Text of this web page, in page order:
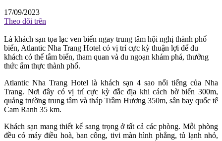
17/09/2023
Theo dõi trên
Là khách sạn tọa lạc ven biển ngay trung tâm hội nghị thành phố
biển, Atlantic Nha Trang Hotel có vị trí cực kỳ thuận lợi để du
khách có thể tắm biển, tham quan và du ngoạn khám phá, thưởng
thức ẩm thực thành phố.
Atlantic Nha Trang Hotel là khách sạn 4 sao nổi tiếng của Nha
Trang. Nơi đây có vị trí cực kỳ đắc địa khi cách bờ biển 300m,
quảng trường trung tâm và tháp Trầm Hương 350m, sân bay quốc tế
Cam Ranh 35 km.
Khách sạn mang thiết kế sang trọng ở tất cả các phòng. Mỗi phòng
đều có máy điều hoà, ban công, tivi màn hình phẳng, tủ lạnh nhỏ,